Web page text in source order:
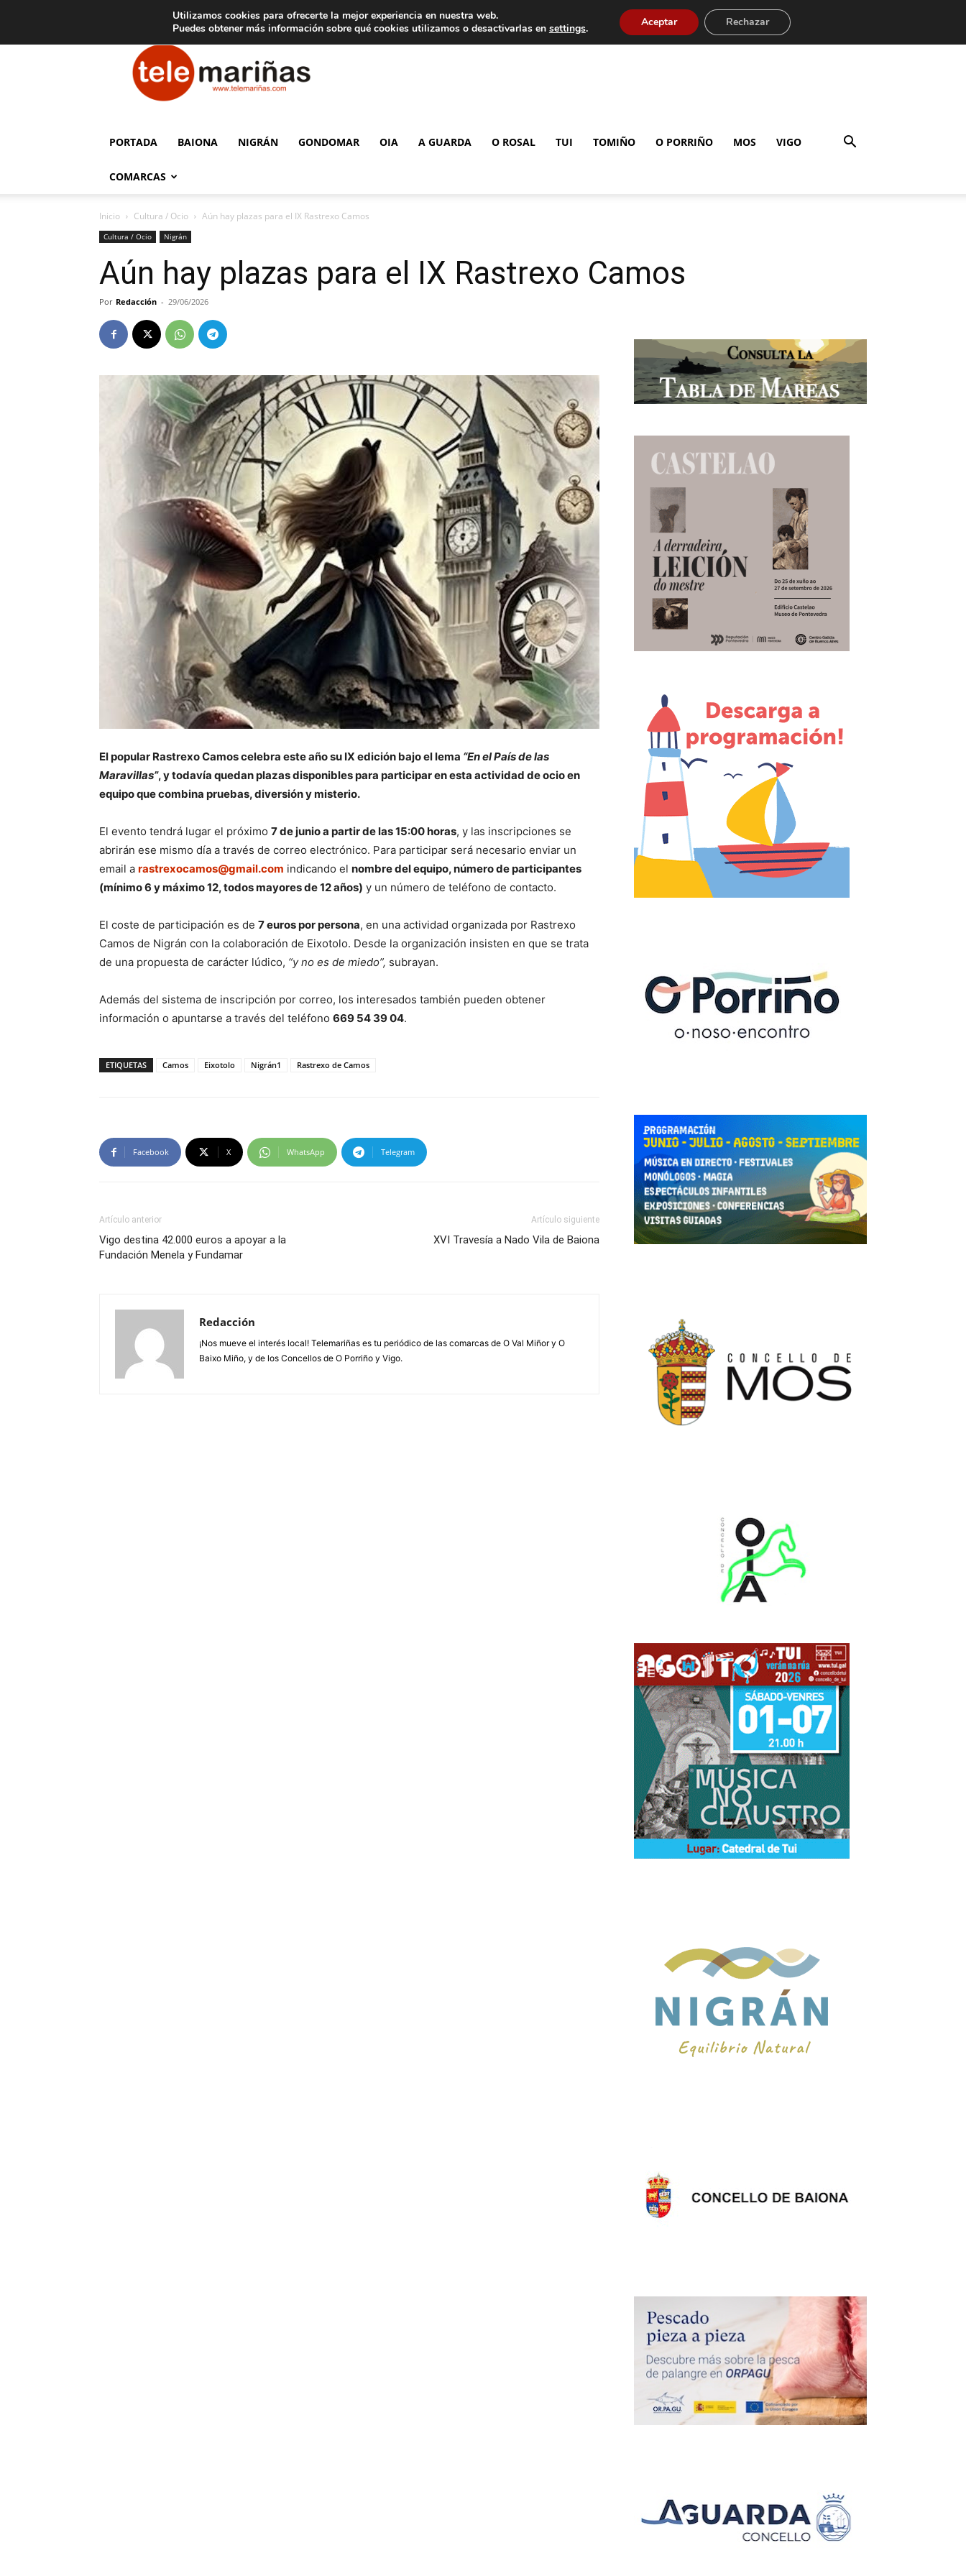
Aviso legal Tarifas de publicidad
Telemariñas
PORTADA BAIONA NIGRÁN GONDOMAR OIA A GUARDA O ROSAL TUI TOMIÑO O PORRIÑO MOS VIGO
COMARCAS
Inicio Cultura / Ocio Aún hay plazas para el IX Rastrexo Camos
Cultura / Ocio Nigrán
Aún hay plazas para el IX Rastrexo Camos
Por Redacción - 29/06/2026
El popular Rastrexo Camos celebra este año su IX edición bajo el lema “En el País de las
Maravillas”, y todavía quedan plazas disponibles para participar en esta actividad de ocio en
equipo que combina pruebas, diversión y misterio.
El evento tendrá lugar el próximo 7 de junio a partir de las 15:00 horas, y las inscripciones se
abrirán ese mismo día a través de correo electrónico. Para participar será necesario enviar un
email a rastrexocamos@gmail.com indicando el nombre del equipo, número de participantes
(mínimo 6 y máximo 12, todos mayores de 12 años) y un número de teléfono de contacto.
El coste de participación es de 7 euros por persona, en una actividad organizada por Rastrexo
Camos de Nigrán con la colaboración de Eixotolo. Desde la organización insisten en que se trata
de una propuesta de carácter lúdico, “y no es de miedo”, subrayan.
Además del sistema de inscripción por correo, los interesados también pueden obtener
información o apuntarse a través del teléfono 669 54 39 04.
ETIQUETAS Camos Eixotolo Nigrán1 Rastrexo de Camos
Facebook X WhatsApp Telegram
Artículo anterior
Vigo destina 42.000 euros a apoyar a la
Fundación Menela y Fundamar
Artículo siguiente
XVI Travesía a Nado Vila de Baiona
Redacción
¡Nos mueve el interés local! Telemariñas es tu periódico de las comarcas de O Val Miñor y O
Baixo Miño, y de los Concellos de O Porriño y Vigo.
Utilizamos cookies para ofrecerte la mejor experiencia en nuestra web.
Puedes obtener más información sobre qué cookies utilizamos o desactivarlas en settings. Aceptar Rechazar